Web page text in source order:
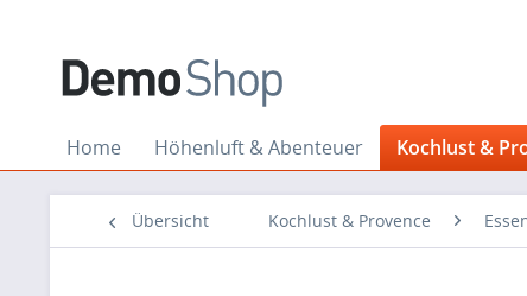
Home Höhenluft & Abenteuer Kochlust &
Übersicht Kochlust & Provence